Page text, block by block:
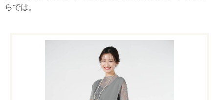
らでは。